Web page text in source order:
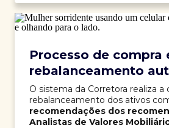
Processo de compra
rebalanceamento
O sistema da Corretora realiza a
rebalanceamento dos ativos
recomendações dos
Analistas de Valores